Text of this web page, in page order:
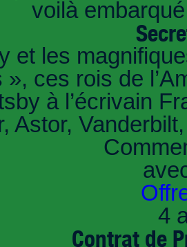
voilà
et les
», ces rois de
à l’écrivain
Astor,
4
Contrat de